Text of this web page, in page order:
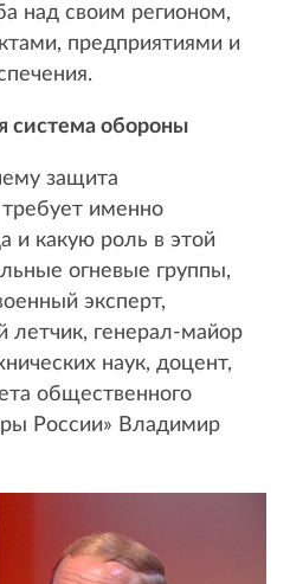
над своим регионом,
предприятиями и
система обороны
защита
именно
и какую роль в этой
огневые группы,
эксперт,
летчик, генерал-майор
наук, доцент,
общественного
России» Владимир